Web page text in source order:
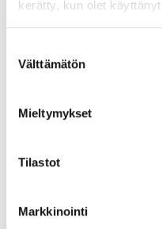
kerätty, kun olet
valinta
Välttämätön
Mieltymykset
Tilastot
Markkinointi
ottamaan ensisijaisesti yhteyttä
40100 Jyväskylä